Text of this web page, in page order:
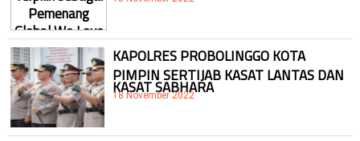
KAPOLRES PROBOLINGGO KOTA
PIMPIN SERTIJAB KASAT LANTAS DAN
KASAT SABHARA
18 November 2022